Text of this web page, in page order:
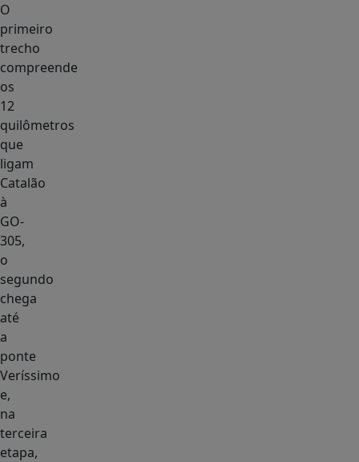
O
primeiro
trecho
compreende
os
12
quilômetros
que
ligam
Catalão
à
GO-
305,
o
segundo
chega
até
a
ponte
Veríssimo
e,
na
terceira
etapa,